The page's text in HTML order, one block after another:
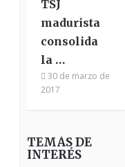
TSJ
madurista
consolida
la …
30 de marzo de
2017
TEMÁS DE
INTERÉS